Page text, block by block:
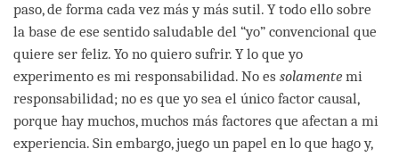
paso, de forma cada vez más y más sutil. Y todo ello sobre
la base de ese sentido saludable del “yo” convencional que
quiere ser feliz. Yo no quiero sufrir. Y lo que yo
experimento es mi responsabilidad. No es solamente mi
responsabilidad; no es que yo sea el único factor causal,
porque hay muchos, muchos más factores que afectan a mi
experiencia. Sin embargo, juego un papel en lo que hago y,